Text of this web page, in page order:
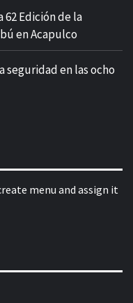
62 Edición de la
en Acapulco
seguridad en las ocho
menu and assign it